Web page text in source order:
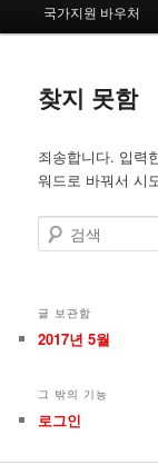
뉴
번
컨
텐
로
뛰
넘
번
컨
텐
로
뛰
넘
국가지원 바우처
찾지 못함
죄송합니다. 입력
워드로 바꿔서 시
검
색
글 보관함
2017년 5월
그 밖의 기능
로그인